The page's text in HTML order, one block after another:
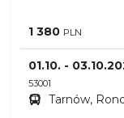
1 380 PLN
01.10. -
53001
Tarnów,